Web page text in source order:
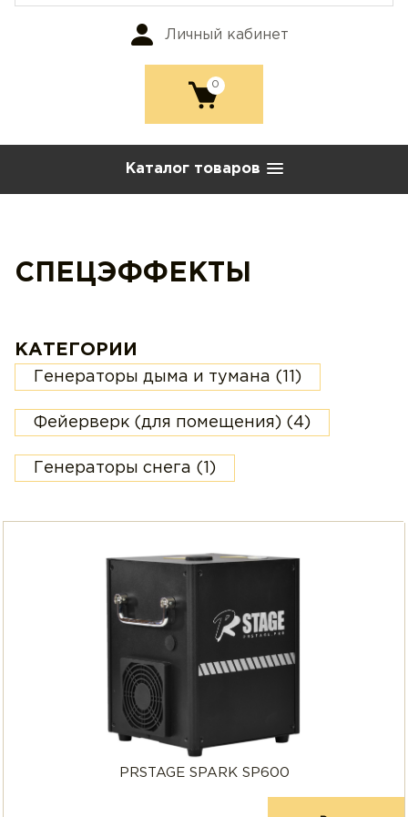
Личный кабинет
0
Каталог товаров
СПЕЦЭФФЕКТЫ
КАТЕГОРИИ
Генераторы дыма и тумана (11)
Фейерверк (для помещения) (4)
Генераторы снега (1)
PRSTAGE SPARK SP600